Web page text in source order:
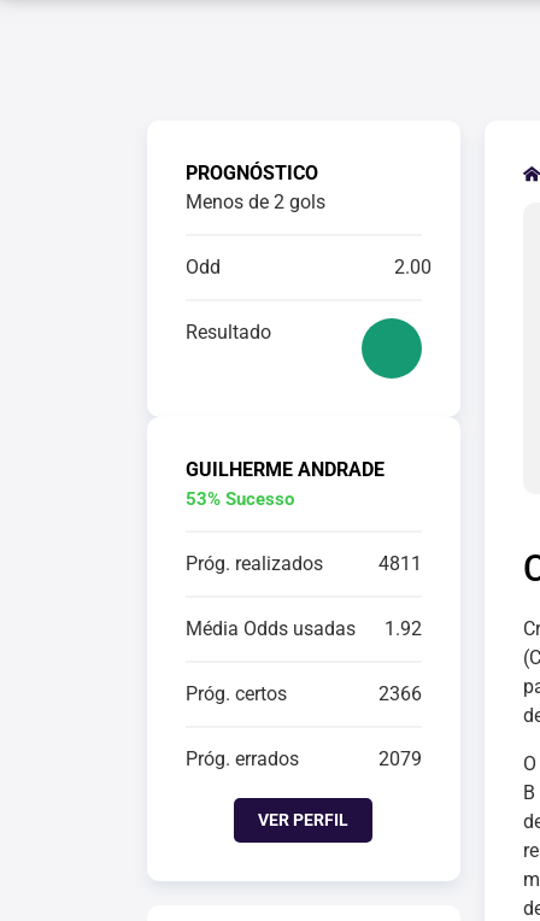
PROGNÓSTICO
Menos de 2 gols
Odd 2.00
Resultado
GUILHERME ANDRADE
53% Sucesso
Próg. realizados 4811
Média Odds usadas 1.92
Próg. certos 2366
Próg. errados 2079
VER PERFIL
O